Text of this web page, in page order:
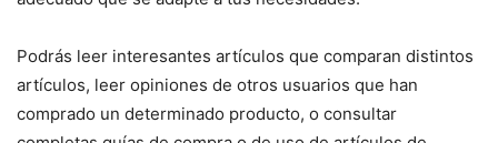
Podrás leer interesantes artículos que comparan distintos
artículos, leer opiniones de otros usuarios que han
comprado un determinado producto, o consultar